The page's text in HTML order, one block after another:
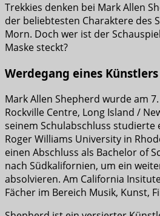
Trekkies denken bei Mark Allen
der beliebtesten Charaktere des
Morn. Doch wer ist der
Maske steckt?
Werdegang eines Künstlers
Mark Allen Shepherd wurde am
Rockville Centre, Long Island /
seinem Schulabschluss studierte
Roger Williams University in
einen Abschluss als Bachelor of
nach Südkalifornien, um ein
absolvieren. Am California
Fächer im Bereich Musik, Kunst,